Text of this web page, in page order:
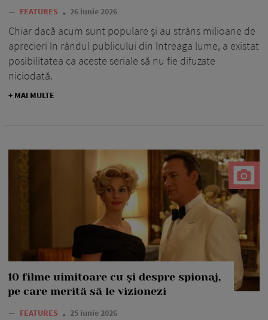
— FEATURES 26 iunie 2026
Chiar dacă acum sunt populare și au strâns milioane de
aprecieri în rândul publicului din întreaga lume, a existat
posibilitatea ca aceste seriale să nu fie difuzate
niciodată.
+ MAI MULTE
10 filme uimitoare cu și despre spionaj,
pe care merită să le vizionezi
— FEATURES 25 iunie 2026